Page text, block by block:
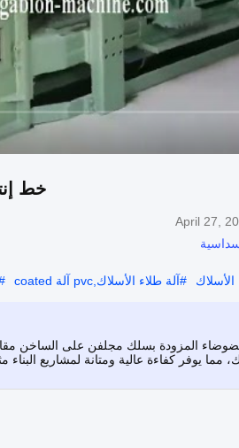
خط
April 27,
الأسلاك #آلة طلاء الأسلاك,pvc آلة coated
مما يوفر كفاءة عالية ومتانة لمشاريع